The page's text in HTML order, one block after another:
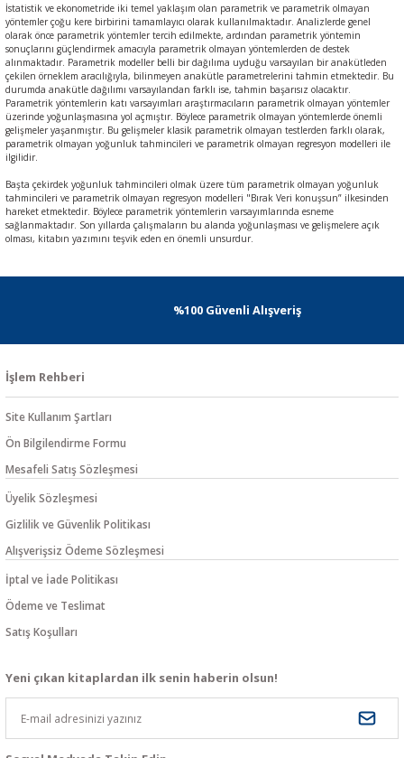
İstatistik ve ekonometride iki temel yaklaşım olan parametrik ve parametrik olmayan
yöntemler çoğu kere birbirini tamamlayıcı olarak kullanılmaktadır. Analizlerde genel
olarak önce parametrik yöntemler tercih edilmekte, ardından parametrik yöntemin
sonuçlarını güçlendirmek amacıyla parametrik olmayan yöntemlerden de destek
alınmaktadır. Parametrik modeller belli bir dağılıma uyduğu varsayılan bir anakütleden
çekilen örneklem aracılığıyla, bilinmeyen anakütle parametrelerini tahmin etmektedir. Bu
durumda anakütle dağılımı varsayılandan farklı ise, tahmin başarısız olacaktır.
Parametrik yöntemlerin katı varsayımları araştırmacıların parametrik olmayan yöntemler
üzerinde yoğunlaşmasına yol açmıştır. Böylece parametrik olmayan yöntemlerde önemli
gelişmeler yaşanmıştır. Bu gelişmeler klasik parametrik olmayan testlerden farklı olarak,
parametrik olmayan yoğunluk tahmincileri ve parametrik olmayan regresyon modelleri ile
ilgilidir.
Başta çekirdek yoğunluk tahmincileri olmak üzere tüm parametrik olmayan yoğunluk
tahmincileri ve parametrik olmayan regresyon modelleri "Bırak Veri konuşsun” ilkesinden
hareket etmektedir. Böylece parametrik yöntemlerin varsayımlarında esneme
sağlanmaktadır. Son yıllarda çalışmaların bu alanda yoğunlaşması ve gelişmelere açık
olması, kitabın yazımını teşvik eden en önemli unsurdur.
%100 Güvenli Alışveriş
İşlem Rehberi
Site Kullanım Şartları
Ön Bilgilendirme Formu
Mesafeli Satış Sözleşmesi
Üyelik Sözleşmesi
Gizlilik ve Güvenlik Politikası
Alışverişsiz Ödeme Sözleşmesi
İptal ve İade Politikası
Ödeme ve Teslimat
Satış Koşulları
Yeni çıkan kitaplardan ilk senin haberin olsun!